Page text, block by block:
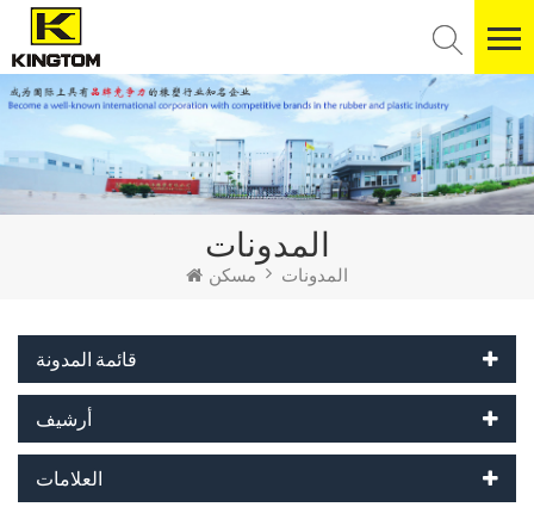
المدونات
مسكن المدونات
قائمة المدونة
أرشيف
العلامات